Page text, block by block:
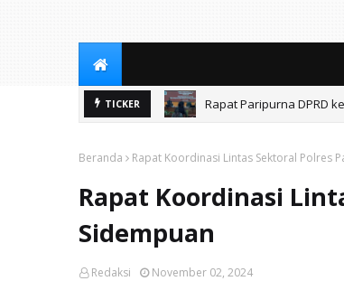
TICKER Rapat Paripurna DPRD
Beranda Rapat Koordinasi Lintas Sektoral Polres
Rapat Koordinasi
Sidempuan
Redaksi November 02, 2024